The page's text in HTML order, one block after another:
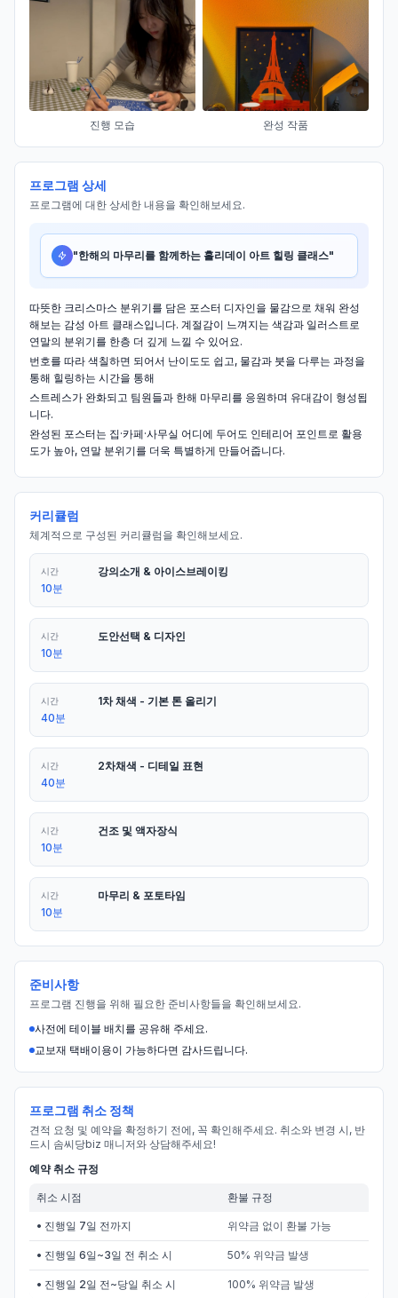
진행 모습 완성 작품
프로그램 상세
프로그램에 대한 상세한 내용을 확인해보세요.
"한해의 마무리를 함께하는 홀리데이 아트 힐링 클래스"
따뜻한 크리스마스 분위기를 담은 포스터 디자인을 물감으로 채워 완성
해보는 감성 아트 클래스입니다. 계절감이 느껴지는 색감과 일러스트로
연말의 분위기를 한층 더 깊게 느낄 수 있어요.
번호를 따라 색칠하면 되어서 난이도도 쉽고, 물감과 붓을 다루는 과정을
통해 힐링하는 시간을 통해
스트레스가 완화되고 팀원들과 한해 마무리를 응원하며 유대감이 형성됩
니다.
완성된 포스터는 집·카페·사무실 어디에 두어도 인테리어 포인트로 활용
도가 높아, 연말 분위기를 더욱 특별하게 만들어줍니다.
커리큘럼
체계적으로 구성된 커리큘럼을 확인해보세요.
시간
10분
강의소개 & 아이스브레이킹
시간
10분
도안선택 & 디자인
시간
40분
1차 채색 - 기본 톤 올리기
시간
40분
2차채색 - 디테일 표현
시간
10분
건조 및 액자장식
시간
10분
마무리 & 포토타임
준비사항
프로그램 진행을 위해 필요한 준비사항들을 확인해보세요.
사전에 테이블 배치를 공유해 주세요.
교보재 택배이용이 가능하다면 감사드립니다.
프로그램 취소 정책
견적 요청 및 예약을 확정하기 전에, 꼭 확인해주세요. 취소와 변경 시, 반
드시 솜씨당biz 매니저와 상담해주세요!
예약 취소 규정
취소 시점 환불 규정
• 진행일 7일 전까지 위약금 없이 환불 가능
• 진행일 6일~3일 전 취소 시 50% 위약금 발생
• 진행일 2일 전~당일 취소 시 100% 위약금 발생